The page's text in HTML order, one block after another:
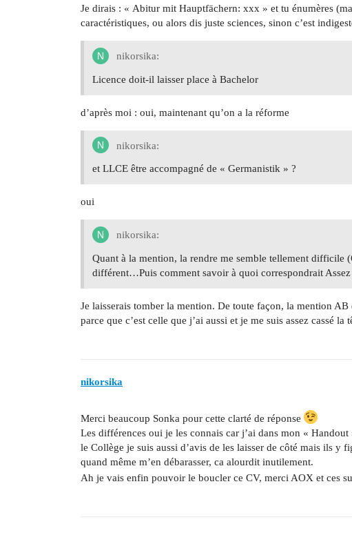
Je dirais : « Abitur mit Hauptfächern: xxx » et tu énumères
caractéristiques, ou alors dis juste sciences, sinon c’est
nikorsika:
Licence doit-il laisser place à Bachelor
d’après moi : oui, maintenant qu’on a la réforme
nikorsika:
et LLCE être accompagné de « Germanistik » ?
oui
nikorsika:
Quant à la mention, la rendre me semble tellement difficile
différent…Puis comment savoir à quoi correspondrait
Je laisserais tomber la mention. De toute façon, la mention
parce que c’est celle que j’ai aussi et je me suis assez cassé la
nikorsika
Merci beaucoup Sonka pour cette clarté de réponse
Les différences oui je les connais car j’ai dans mon «
le Collège je suis aussi d’avis de les laisser de côté mais ils y
quand même m’en débarasser, ca alourdit inutilement.
Ah je vais enfin pouvoir le boucler ce CV, merci AOX et ces